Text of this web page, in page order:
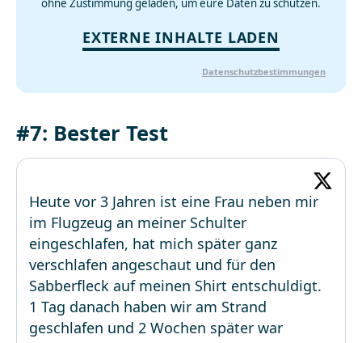
ohne Zustimmung geladen, um eure Daten zu schützen.
EXTERNE INHALTE LADEN
Datenschutzbestimmungen
#7: Bester Test
Heute vor 3 Jahren ist eine Frau neben mir
im Flugzeug an meiner Schulter
eingeschlafen, hat mich später ganz
verschlafen angeschaut und für den
Sabberfleck auf meinen Shirt entschuldigt.
1 Tag danach haben wir am Strand
geschlafen und 2 Wochen später war